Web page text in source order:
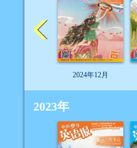
2024年12月
2023年